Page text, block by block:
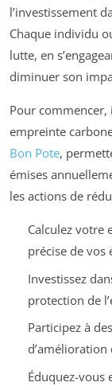
l’investissement
Chaque individu
lutte, en
diminuer son
Pour commencer,
empreinte
Bon Pote,
émises
les actions de
Calculez votre
précise de vos
Investissez
protection de
Participez à
Éduquez-vous